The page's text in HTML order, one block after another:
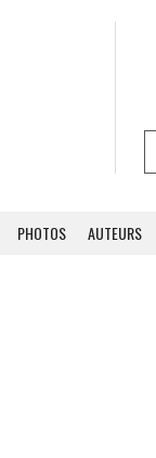
PHOTOS AUTEURS